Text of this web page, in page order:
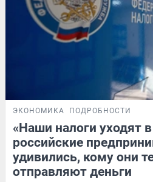
ЭКОНОМИКА ПОДРОБНОСТИ
«Наши налоги уходят в
российские
удивились, кому они
отправляют деньги